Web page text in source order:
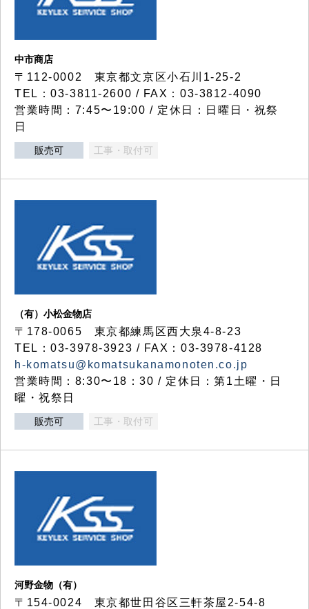
中市商店
〒112-0002 東京都文京区小石川1-25-2
TEL：03-3811-2600 / FAX：03-3812-4090
営業時間：7:45〜19:00 / 定休日：日曜日・祝祭
日
販売可 工事・取付可
（有）小松金物店
〒178-0065 東京都練馬区西大泉4-8-23
TEL：03-3978-3923 / FAX：03-3978-4128
h-komatsu@komatsukanamonoten.co.jp
営業時間：8:30〜18：30 / 定休日：第1土曜・日
曜・祝祭日
販売可 工事・取付可
河野金物（有）
〒154-0024 東京都世田谷区三軒茶屋2-54-8